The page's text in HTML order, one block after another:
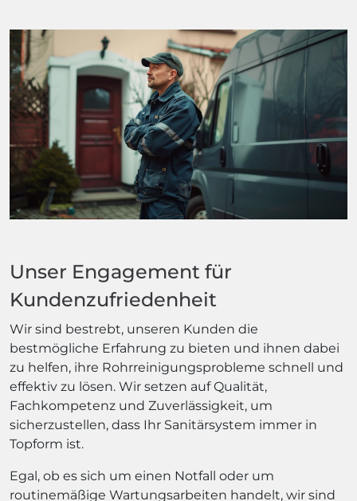
Unser Engagement für
Kundenzufriedenheit
Wir sind bestrebt, unseren Kunden die
bestmögliche Erfahrung zu bieten und ihnen dabei
zu helfen, ihre Rohrreinigungsprobleme schnell und
effektiv zu lösen. Wir setzen auf Qualität,
Fachkompetenz und Zuverlässigkeit, um
sicherzustellen, dass Ihr Sanitärsystem immer in
Topform ist.
Egal, ob es sich um einen Notfall oder um
routinemäßige Wartungsarbeiten handelt, wir sind